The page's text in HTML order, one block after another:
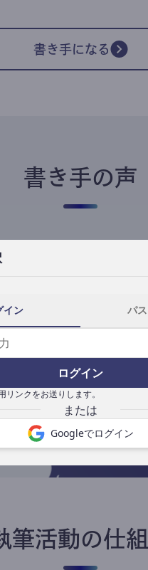
イン パ
ログイン
ンクをお送りします。
Googleでログイン
書き手になる
書き手の声
執筆できる場所です。
筆活動の仕